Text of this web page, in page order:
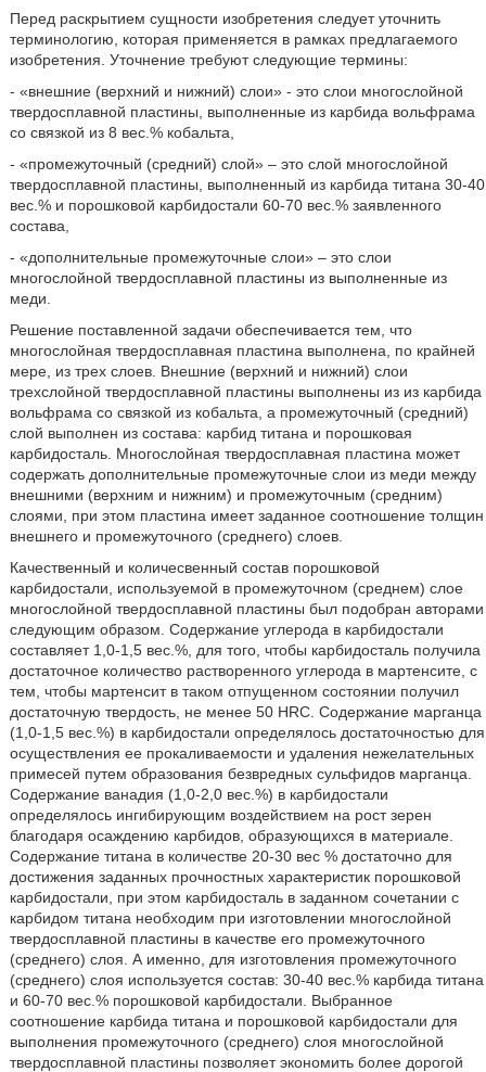
Перед раскрытием сущности изобретения следует уточнить
терминологию, которая применяется в рамках предлагаемого
изобретения. Уточнение требуют следующие термины:
- «внешние (верхний и нижний) слои» - это слои многослойной
твердосплавной пластины, выполненные из карбида вольфрама
со связкой из 8 вес.% кобальта,
- «промежуточный (средний) слой» – это слой многослойной
твердосплавной пластины, выполненный из карбида титана 30-40
вес.% и порошковой карбидостали 60-70 вес.% заявленного
состава,
- «дополнительные промежуточные слои» – это слои
многослойной твердосплавной пластины из выполненные из
меди.
Решение поставленной задачи обеспечивается тем, что
многослойная твердосплавная пластина выполнена, по крайней
мере, из трех слоев. Внешние (верхний и нижний) слои
трехслойной твердосплавной пластины выполнены из из карбида
вольфрама со связкой из кобальта, а промежуточный (средний)
слой выполнен из состава: карбид титана и порошковая
карбидосталь. Многослойная твердосплавная пластина может
содержать дополнительные промежуточные слои из меди между
внешними (верхним и нижним) и промежуточным (средним)
слоями, при этом пластина имеет заданное соотношение толщин
внешнего и промежуточного (среднего) слоев.
Качественный и количесвенный состав порошковой
карбидостали, используемой в промежуточном (среднем) слое
многослойной твердосплавной пластины был подобран авторами
следующим образом. Содержание углерода в карбидостали
составляет 1,0-1,5 вес.%, для того, чтобы карбидосталь получила
достаточное количество растворенного углерода в мартенсите, с
тем, чтобы мартенсит в таком отпущенном состоянии получил
достаточную твердость, не менее 50 HRC. Содержание марганца
(1,0-1,5 вес.%) в карбидостали определялось достаточностью для
осуществления ее прокаливаемости и удаления нежелательных
примесей путем образования безвредных сульфидов марганца.
Содержание ванадия (1,0-2,0 вес.%) в карбидостали
определялось ингибирующим воздействием на рост зерен
благодаря осаждению карбидов, образующихся в материале.
Содержание титана в количестве 20-30 вес % достаточно для
достижения заданных прочностных характеристик порошковой
карбидостали, при этом карбидосталь в заданном сочетании с
карбидом титана необходим при изготовлении многослойной
твердосплавной пластины в качестве его промежуточного
(среднего) слоя. А именно, для изготовления промежуточного
(среднего) слоя используется состав: 30-40 вес.% карбида титана
и 60-70 вес.% порошковой карбидостали. Выбранное
соотношение карбида титана и порошковой карбидостали для
выполнения промежуточного (среднего) слоя многослойной
твердосплавной пластины позволяет экономить более дорогой